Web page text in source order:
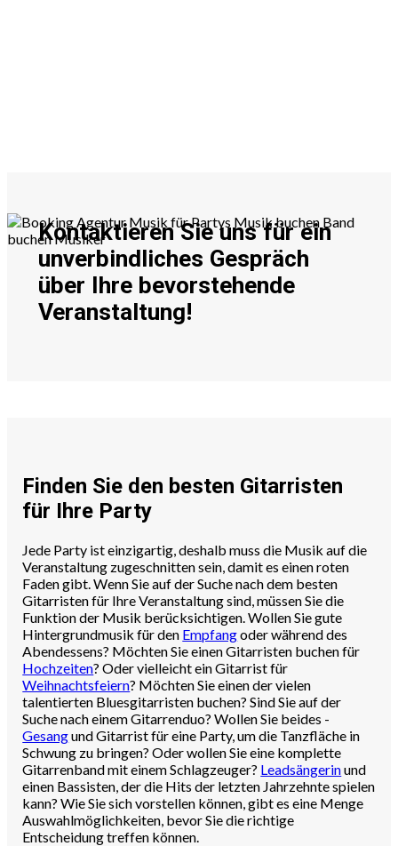
Kontaktieren Sie uns für ein
unverbindliches Gespräch
über Ihre bevorstehende
Veranstaltung!
Finden Sie den besten Gitarristen
für Ihre Party
Jede Party ist einzigartig, deshalb muss die Musik auf die
Veranstaltung zugeschnitten sein, damit es einen roten
Faden gibt. Wenn Sie auf der Suche nach dem besten
Gitarristen für Ihre Veranstaltung sind, müssen Sie die
Funktion der Musik berücksichtigen. Wollen Sie gute
Hintergrundmusik für den Empfangoder während des
Abendessens? Möchten Sie einen Gitarristen buchen für
Hochzeiten? Oder vielleicht ein Gitarrist für
Weihnachtsfeiern? Möchten Sie einen der vielen
talentierten Bluesgitarristen buchen? Sind Sie auf der
Suche nach einem Gitarrenduo? Wollen Sie beides -
Gesangund Gitarrist für eine Party, um die Tanzfläche in
Schwung zu bringen? Oder wollen Sie eine komplette
Gitarrenband mit einem Schlagzeuger? Leadsängerinund
einen Bassisten, der die Hits der letzten Jahrzehnte spielen
kann? Wie Sie sich vorstellen können, gibt es eine Menge
Auswahlmöglichkeiten, bevor Sie die richtige
Entscheidung treffen können.